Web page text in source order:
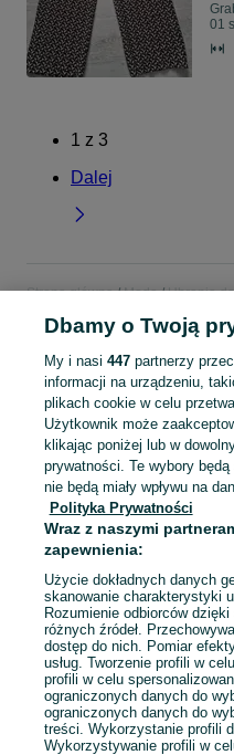
01
1 z 3
Dalej
Strona główna Moda Ubrania
KATEGORIA
Mapa kategorii
Mapa miejscowości
Mapa ministron
Popularne wyszukiwania
Dbamy o Twoją
My i nasi 447partnerzy
informacji na urządzeniu,
plikach cookie w celu
Użytkownik może
klikając poniżej lub w
prywatności. Te wybory
nie będą miały wpływu na
Polityka Prywatności
Wraz z naszymi
zapewnienia:
Użycie dokładnych danych
skanowanie charakterystyki
Rozumienie odbiorców
różnych źródeł.
dostęp do nich. Pomiar
usług. Tworzenie profili w
profili w celu
ograniczonych danych do
ograniczonych danych do
treści. Wykorzystanie profili
Wykorzystywanie profili w